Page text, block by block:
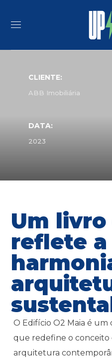
CLIENTE:
ABB Imobiliária
DATA:
2023
Um livro
reflete a
O Edifício O2 Maia é um
que redefine o conceito
arquitetura